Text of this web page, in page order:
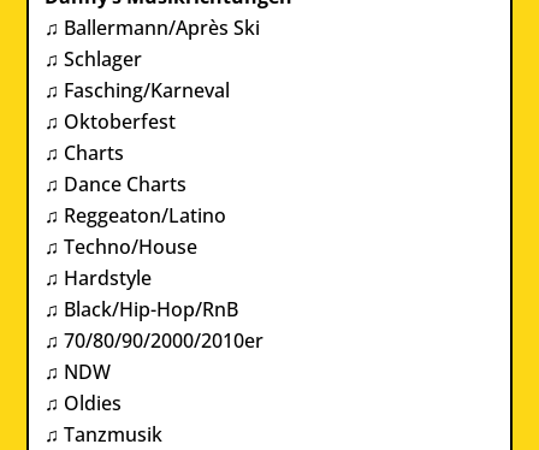
♫ Ballermann/Après Ski
♫ Schlager
♫ Fasching/Karneval
♫ Oktoberfest
♫ Charts
♫ Dance Charts
♫ Reggeaton/Latino
♫ Techno/House
♫ Hardstyle
♫ Black/Hip-Hop/RnB
♫ 70/80/90/2000/2010er
♫ NDW
♫ Oldies
♫ Tanzmusik